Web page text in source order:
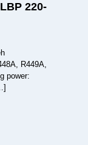
220-
R449A,
power: